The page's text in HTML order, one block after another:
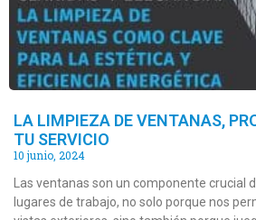
LA LIMPIEZA DE VENTANAS,
TU SERVICIO
10 junio, 2024
Las ventanas son un componente crucial
lugares de trabajo, no solo porque nos